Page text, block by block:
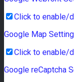
Click to enable/
Google Map
Click to enable/
Google reCaptcha